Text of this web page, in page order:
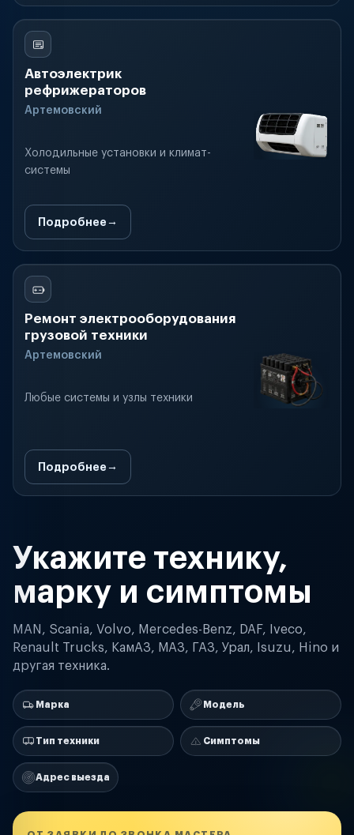
Автоэлектрик
рефрижераторов
Артемовский
Холодильные установки и климат-
системы
Подробнее
Ремонт электрооборудования
грузовой техники
Артемовский
Любые системы и узлы техники
Подробнее
Укажите технику,
марку и симптомы
MAN, Scania, Volvo, Mercedes-Benz, DAF, Iveco,
Renault Trucks, КамАЗ, МАЗ, ГАЗ, Урал, Isuzu, Hino и
другая техника.
Марка Модель
Тип техники Симптомы
Адрес выезда